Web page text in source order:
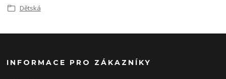
Dětská
INFORMACE PRO ZÁKAZNÍKY